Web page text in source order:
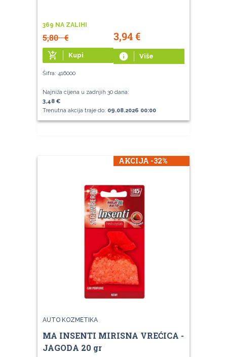
369 NA ZALIHI
5,80€ 3,94€
add_shopping_cart Kupi info Više
Šifra: 416000
Najniža cijena u zadnjih 30 dana:
3,48 €
Trenutna akcija traje do: 09.08.2026 00:00
AKCIJA -32%
AUTO KOZMETIKA
MA INSENTI MIRISNA VREĆICA -
JAGODA 20 gr